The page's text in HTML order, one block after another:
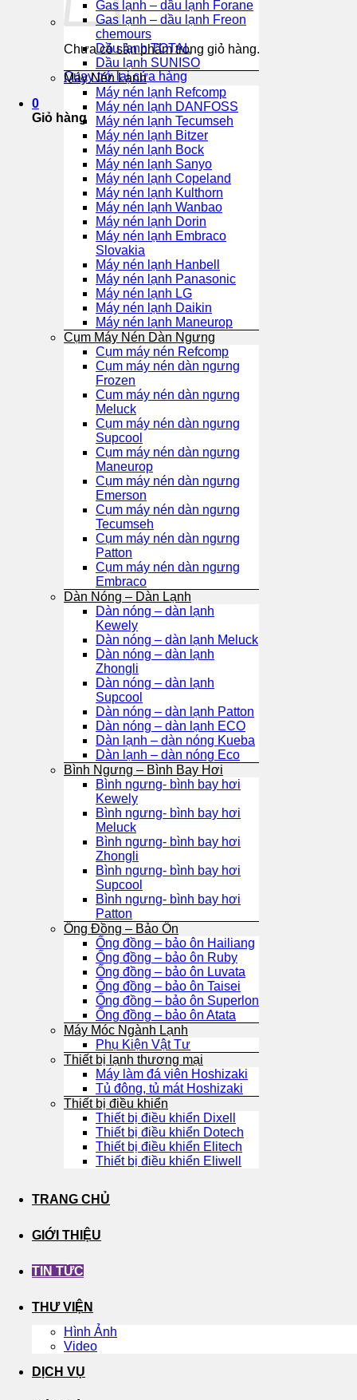
Chưa có sản phẩm trong giỏ hàng.
Quay trở lại cửa hàng
0
Giỏ hàng
Gas lạnh – dầu lạnh Forane
Gas lạnh – dầu lạnh Freon
chemours
Dầu lạnh TOTAL
Dầu lạnh SUNISO
Máy Nén Lạnh
Máy nén lạnh Refcomp
Máy nén lạnh DANFOSS
Máy nén lạnh Tecumseh
Máy nén lạnh Bitzer
Máy nén lạnh Bock
Máy nén lạnh Sanyo
Máy nén lạnh Copeland
Máy nén lạnh Kulthorn
Máy nén lạnh Wanbao
Máy nén lạnh Dorin
Máy nén lạnh Embraco
Slovakia
Máy nén lạnh Hanbell
Máy nén lạnh Panasonic
Máy nén lạnh LG
Máy nén lạnh Daikin
Máy nén lạnh Maneurop
Cụm Máy Nén Dàn Ngưng
Cụm máy nén Refcomp
Cụm máy nén dàn ngưng
Frozen
Cụm máy nén dàn ngưng
Meluck
Cụm máy nén dàn ngưng
Supcool
Cụm máy nén dàn ngưng
Maneurop
Cụm máy nén dàn ngưng
Emerson
Cụm máy nén dàn ngưng
Tecumseh
Cụm máy nén dàn ngưng
Patton
Cụm máy nén dàn ngưng
Embraco
Dàn Nóng – Dàn Lạnh
Dàn nóng – dàn lạnh
Kewely
Dàn nóng – dàn lạnh Meluck
Dàn nóng – dàn lạnh
Zhongli
Dàn nóng – dàn lạnh
Supcool
Dàn nóng – dàn lạnh Patton
Dàn nóng – dàn lạnh ECO
Dàn lạnh – dàn nóng Kueba
Dàn lạnh – dàn nóng Eco
Bình Ngưng – Bình Bay Hơi
Bình ngưng- bình bay hơi
Kewely
Bình ngưng- bình bay hơi
Meluck
Bình ngưng- bình bay hơi
Zhongli
Bình ngưng- bình bay hơi
Supcool
Bình ngưng- bình bay hơi
Patton
Ống Đồng – Bảo Ôn
Ống đồng – bảo ôn Hailiang
Ống đồng – bảo ôn Ruby
Ống đồng – bảo ôn Luvata
Ống đồng – bảo ôn Taisei
Ống đồng – bảo ôn Superlon
Ống đồng – bảo ôn Atata
Máy Móc Ngành Lạnh
Phụ Kiện Vật Tư
Thiết bị lạnh thương mại
Máy làm đá viên Hoshizaki
Tủ đông, tủ mát Hoshizaki
Thiết bị điều khiển
Thiết bị điều khiển Dixell
Thiết bị điều khiển Dotech
Thiết bị điều khiển Elitech
Thiết bị điều khiển Eliwell
TRANG CHỦ
GIỚI THIỆU
TIN TỨC
THƯ VIỆN
Hình Ảnh
Video
DỊCH VỤ